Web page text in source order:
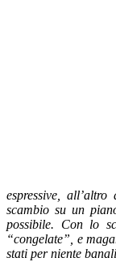
espressive,
scambio su un
possibile. Con lo
“congelate”, e
stati per niente